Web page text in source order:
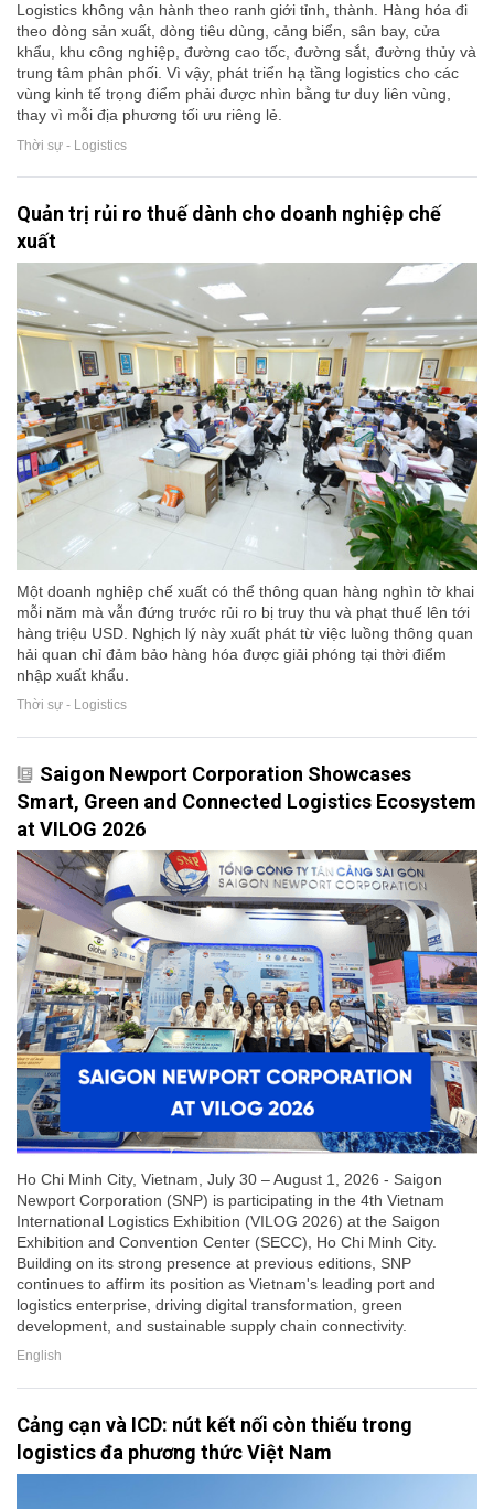
Logistics không vận hành theo ranh giới tỉnh, thành. Hàng hóa đi
theo dòng sản xuất, dòng tiêu dùng, cảng biển, sân bay, cửa
khẩu, khu công nghiệp, đường cao tốc, đường sắt, đường thủy và
trung tâm phân phối. Vì vậy, phát triển hạ tầng logistics cho các
vùng kinh tế trọng điểm phải được nhìn bằng tư duy liên vùng,
thay vì mỗi địa phương tối ưu riêng lẻ.
Thời sự - Logistics
Quản trị rủi ro thuế dành cho doanh nghiệp chế
xuất
Một doanh nghiệp chế xuất có thể thông quan hàng nghìn tờ khai
mỗi năm mà vẫn đứng trước rủi ro bị truy thu và phạt thuế lên tới
hàng triệu USD. Nghịch lý này xuất phát từ việc luồng thông quan
hải quan chỉ đảm bảo hàng hóa được giải phóng tại thời điểm
nhập xuất khẩu.
Thời sự - Logistics
Saigon Newport Corporation Showcases
Smart, Green and Connected Logistics Ecosystem
at VILOG 2026
Ho Chi Minh City, Vietnam, July 30 – August 1, 2026 - Saigon
Newport Corporation (SNP) is participating in the 4th Vietnam
International Logistics Exhibition (VILOG 2026) at the Saigon
Exhibition and Convention Center (SECC), Ho Chi Minh City.
Building on its strong presence at previous editions, SNP
continues to affirm its position as Vietnam's leading port and
logistics enterprise, driving digital transformation, green
development, and sustainable supply chain connectivity.
English
Cảng cạn và ICD: nút kết nối còn thiếu trong
logistics đa phương thức Việt Nam